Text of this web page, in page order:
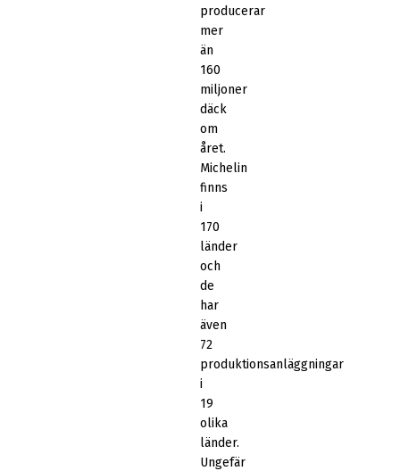
producerar
mer
än
160
miljoner
däck
om
året.
Michelin
finns
i
170
länder
och
de
har
även
72
produktionsanläggningar
i
19
olika
länder.
Ungefär